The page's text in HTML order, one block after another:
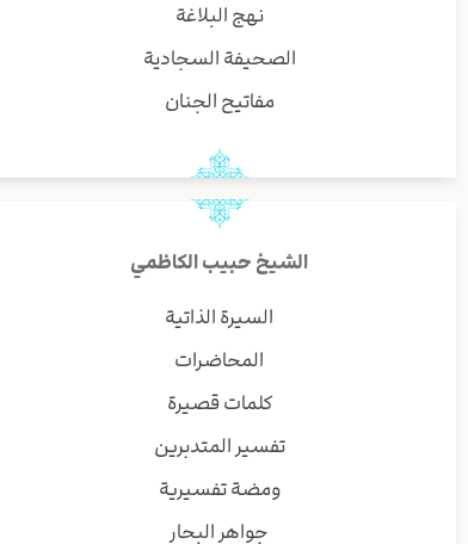
نهج البلاغة
الصحيفة السجادية
مفاتيح الجنان
الشيخ حبيب الكاظمي
السيرة الذاتية
المحاضرات
كلمات قصيرة
تفسير المتدبرين
ومضة تفسيرية
جواهر البحار